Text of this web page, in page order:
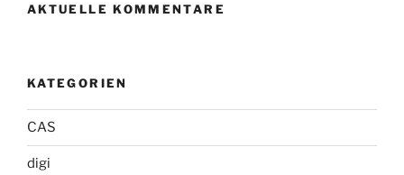
AKTUELLE KOMMENTARE
KATEGORIEN
CAS
digi